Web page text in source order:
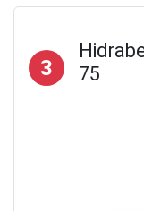
3
75